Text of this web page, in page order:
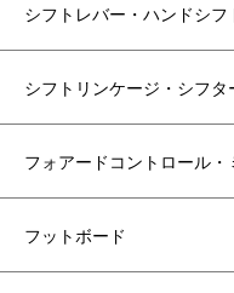
シフトレバー・ハンドシ
シフトリンケージ・シフ
フォアードコントロール
フットボード